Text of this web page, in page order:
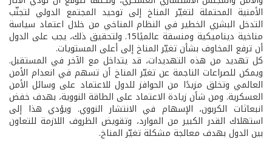
الأمنية المحتملة لتغيّر المناخ إلى توحيد المجتمع الدولي لتجنّب
التدخل البشري الخطير في النظام المناخي من خلال اعتماد سياسة
مناخية ديناميكية ومنسقة عالميًا15. ولتحقيق ذلك، يجب على الدول
أن ترفع المخاوف بشأن تغيّر المناخ إلى أعلى المستويات.
كل تهديد من هذه التهديدات، قد يتداخل مع الآخر في المستقبل.
ويمكن للصراعات الناجمة عن تغيّر المناخ أن تسهم في انعدام الأمن
العالمي وتخلق مزيدًا من الحوافز للدول للاعتماد على وسائل الأمن
العسكرية. ومن شأن زيادة الاعتماد على الطاقة النووية، بهدف خفض
انبعاثات الكربون، الإسهام في الانتشار النووي. ويؤدي هذا إلى
استهلاك القدر الكبير من الموارد، وتقويض الظروف اللازمة للتعاون
بين الدول بهدف معالجة مشكلة تغيّر المناخ.